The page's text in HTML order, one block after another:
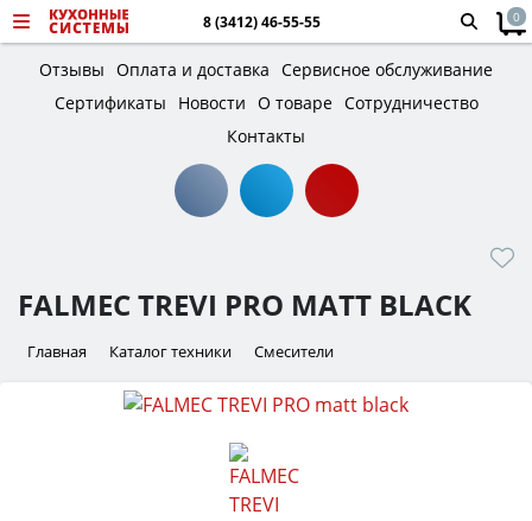
8 (3412) 46-55-55 0
Отзывы Оплата и доставка Сервисное обслуживание
Сертификаты
Новости О товаре Сотрудничество
Контакты
FALMEC TREVI PRO MATT BLACK
Главная Каталог техники Смесители